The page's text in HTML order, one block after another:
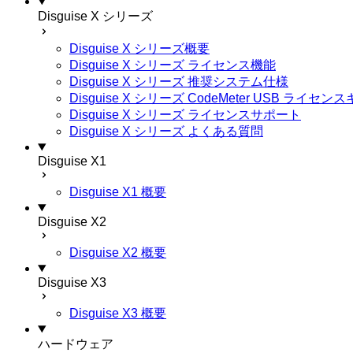
Disguise X シリーズ
Disguise X シリーズ概要
Disguise X シリーズ ライセンス機能
Disguise X シリーズ 推奨システム仕様
Disguise X シリーズ CodeMeter USB ライセンス
Disguise X シリーズ ライセンスサポート
Disguise X シリーズ よくある質問
Disguise X1
Disguise X1 概要
Disguise X2
Disguise X2 概要
Disguise X3
Disguise X3 概要
ハードウェア